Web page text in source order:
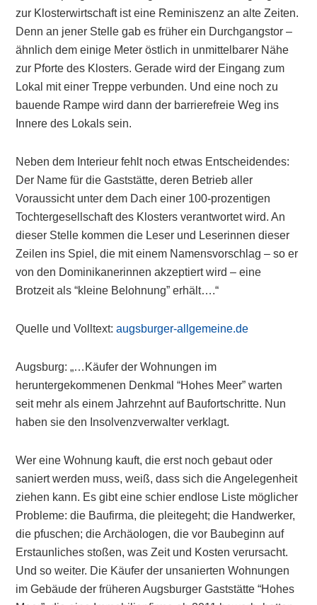
zur Klosterwirtschaft ist eine Reminiszenz an alte Zeiten.
Denn an jener Stelle gab es früher ein Durchgangstor –
ähnlich dem einige Meter östlich in unmittelbarer Nähe
zur Pforte des Klosters. Gerade wird der Eingang zum
Lokal mit einer Treppe verbunden. Und eine noch zu
bauende Rampe wird dann der barrierefreie Weg ins
Innere des Lokals sein.
Neben dem Interieur fehlt noch etwas Entscheidendes:
Der Name für die Gaststätte, deren Betrieb aller
Voraussicht unter dem Dach einer 100-prozentigen
Tochtergesellschaft des Klosters verantwortet wird. An
dieser Stelle kommen die Leser und Leserinnen dieser
Zeilen ins Spiel, die mit einem Namensvorschlag – so er
von den Dominikanerinnen akzeptiert wird – eine
Brotzeit als “kleine Belohnung” erhält….“
Quelle und Volltext:augsburger-allgemeine.de
Augsburg: „…Käufer der Wohnungen im
heruntergekommenen Denkmal “Hohes Meer” warten
seit mehr als einem Jahrzehnt auf Baufortschritte. Nun
haben sie den Insolvenzverwalter verklagt.
Wer eine Wohnung kauft, die erst noch gebaut oder
saniert werden muss, weiß, dass sich die Angelegenheit
ziehen kann. Es gibt eine schier endlose Liste möglicher
Probleme: die Baufirma, die pleitegeht; die Handwerker,
die pfuschen; die Archäologen, die vor Baubeginn auf
Erstaunliches stoßen, was Zeit und Kosten verursacht.
Und so weiter. Die Käufer der unsanierten Wohnungen
im Gebäude der früheren Augsburger Gaststätte “Hohes